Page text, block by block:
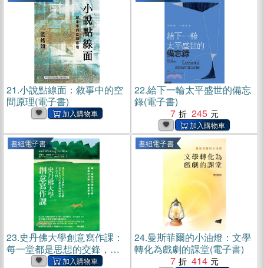
21.小說點線面：敘事中的空
間原理(電子書)
22.給下一輪太平盛世的備忘
錄(電子書)
7
245
書紐電子書
23.史丹佛大學創意寫作課：
每一堂都是思想的交鋒，智
識的探險，精采絕倫！(電子
書紐電子書
24.曼斯菲爾的小油燈：文學
轉化為戲劇的課堂(電子書)
7
414